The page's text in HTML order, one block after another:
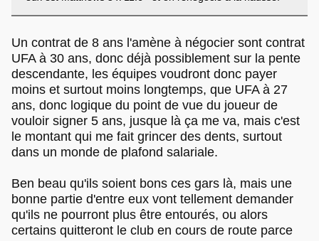
Un contrat de 8 ans l'amène à négocier sont contrat
UFA à 30 ans, donc déjà possiblement sur la pente
descendante, les équipes voudront donc payer
moins et surtout moins longtemps, que UFA à 27
ans, donc logique du point de vue du joueur de
vouloir signer 5 ans, jusque là ça me va, mais c'est
le montant qui me fait grincer des dents, surtout
dans un monde de plafond salariale.
Ben beau qu'ils soient bons ces gars là, mais une
bonne partie d'entre eux vont tellement demander
qu'ils ne pourront plus être entourés, ou alors
certains quitteront le club en cours de route parce